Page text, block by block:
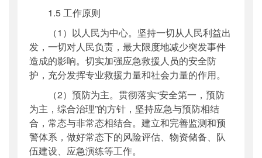
1.5 工作原则
（1）以人民为中心。坚持一切从人民利益出
发，一切对人民负责，最大限度地减少突发事件
造成的影响。切实加强应急救援人员的安全防
护，充分发挥专业救援力量和社会力量的作用。
（2）预防为主。贯彻落实“安全第一，预防
为主，综合治理”的方针，坚持应急与预防相结
合，常态与非常态相结合。建立和完善监测和预
警体系，做好常态下的风险评估、物资储备、队
伍建设、应急演练等工作。